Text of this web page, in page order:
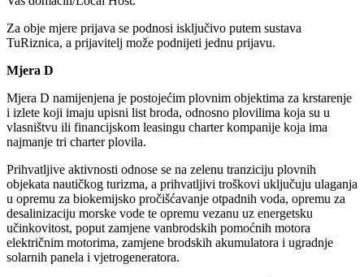
Za obje mjere prijava se podnosi isključivo putem sustava
TuRiznica, a prijavitelj može podnijeti jednu prijavu.
Mjera D
Mjera D namijenjena je postojećim plovnim objektima za krstarenje
i izlete koji imaju upisni list broda, odnosno plovilima koja su u
vlasništvu ili financijskom leasingu charter kompanije koja ima
najmanje tri charter plovila.
Prihvatljive aktivnosti odnose se na zelenu tranziciju plovnih
objekata nautičkog turizma, a prihvatljivi troškovi uključuju ulaganja
u opremu za biokemijsko pročišćavanje otpadnih voda, opremu za
desalinizaciju morske vode te opremu vezanu uz energetsku
učinkovitost, poput zamjene vanbrodskih pomoćnih motora
električnim motorima, zamjene brodskih akumulatora i ugradnje
solarnih panela i vjetrogeneratora.